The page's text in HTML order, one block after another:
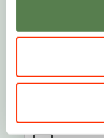
E-post